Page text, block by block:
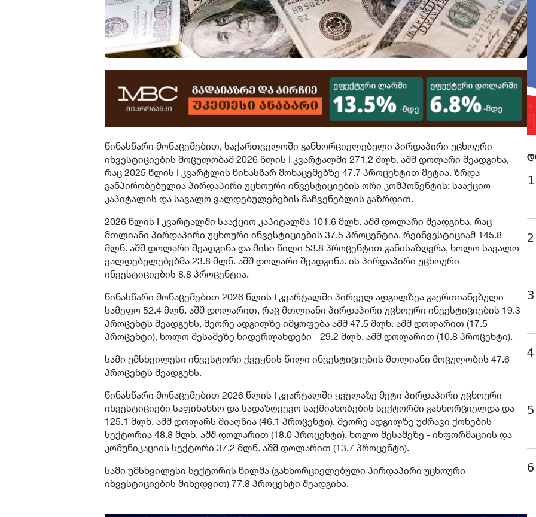
წინასწარი მონაცემებით, საქართველოში განხორციელებული პირდაპირი უცხოური
ინვესტიციების მოცულობამ 2026 წლის I კვარტალში 271.2 მლნ. აშშ დოლარი შეადგინა,
რაც 2025 წლის I კვარტლის წინასწარ მონაცემებზე 47.7 პროცენტით მეტია. ზრდა
განპირობებულია პირდაპირი უცხოური ინვესტიციების ორი კომპონენტის: სააქციო
კაპიტალის და სავალო ვალდებულებების მაჩვენებლის გაზრდით.
2026 წლის I კვარტალში სააქციო კაპიტალმა 101.6 მლნ. აშშ დოლარი შეადგინა, რაც
მთლიანი პირდაპირი უცხოური ინვესტიციების 37.5 პროცენტია. რეინვესტიციამ 145.8
მლნ. აშშ დოლარი შეადგინა და მისი წილი 53.8 პროცენტით განისაზღვრა, ხოლო სავალო
ვალდებულებებმა 23.8 მლნ. აშშ დოლარი შეადგინა. ის პირდაპირი უცხოური
ინვესტიციების 8.8 პროცენტია.
წინასწარი მონაცემებით 2026 წლის I კვარტალში პირველ ადგილზეა გაერთიანებული
სამეფო 52.4 მლნ. აშშ დოლარით, რაც მთლიანი პირდაპირი უცხოური ინვესტიციების 19.3
პროცენტს შეადგენს, მეორე ადგილზე იმყოფება აშშ 47.5 მლნ. აშშ დოლარით (17.5
პროცენტი), ხოლო მესამეზე ნიდერლანდები - 29.2 მლნ. აშშ დოლარით (10.8 პროცენტი).
სამი უმსხვილესი ინვესტორი ქვეყნის წილი ინვესტიციების მთლიანი მოცულობის 47.6
პროცენტს შეადგენს.
წინასწარი მონაცემებით 2026 წლის I კვარტალში ყველაზე მეტი პირდაპირი უცხოური
ინვესტიციები საფინანსო და სადაზღვევო საქმიანობების სექტორში განხორციელდა და
125.1 მლნ. აშშ დოლარს მიაღწია (46.1 პროცენტი). მეორე ადგილზე უძრავი ქონების
სექტორია 48.8 მლნ. აშშ დოლარით (18.0 პროცენტი), ხოლო მესამეზე - ინფორმაციის და
კომუნიკაციის სექტორი 37.2 მლნ. აშშ დოლარით (13.7 პროცენტი).
სამი უმსხვილესი სექტორის წილმა (განხორციელებული პირდაპირი უცხოური
ინვესტიციების მიხედვით) 77.8 პროცენტი შეადგინა.
1
2
3
4
5
6